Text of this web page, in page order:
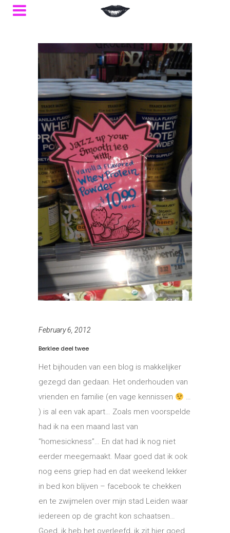
February 6, 2012
Berklee deel twee
Het bijhouden van een blog is makkelijker
gezegd dan gedaan. Het onderhouden van
vrienden en familie (en vage kennissen
…
) is al een vak apart… Zoals men voorspelde
had ik na een maand last van
“homesickness”… En dat had ik nog niet
eerder meegemaakt. Maar goed dat ik ook
nog eens griep had en dat weekend lekker
in bed kon blijven – facebook te chekken
en te zwijmelen over mijn stad Leiden waar
iedereen op de gracht kon schaatsen…
Goed, ik heb het overleefd, ik zit hier goed